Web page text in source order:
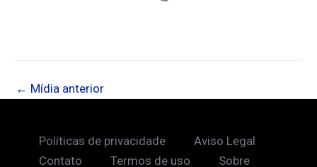
← Mídia anterior
Políticas de privacidade
Aviso Legal
Contato
Termos de uso Sobre